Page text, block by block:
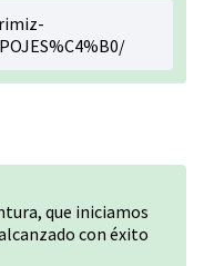
que iniciamos
con éxito